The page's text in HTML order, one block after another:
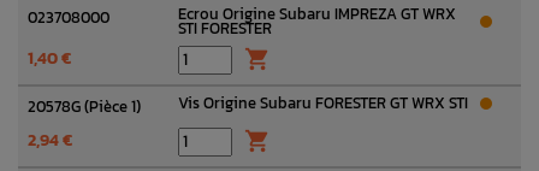
023708000 Ecrou Origine Subaru IMPREZA GT WRX
STI FORESTER
1,40 € 
20578G (Pièce 1) Vis Origine Subaru FORESTER GT WRX STI
2,94 € 